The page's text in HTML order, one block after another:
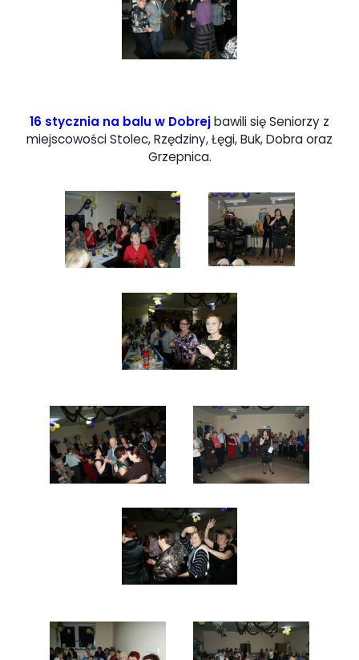
16 stycznia na balu w Dobrejbawili się Seniorzy z
miejscowości Stolec, Rzędziny, Łęgi, Buk, Dobra oraz
Grzepnica.